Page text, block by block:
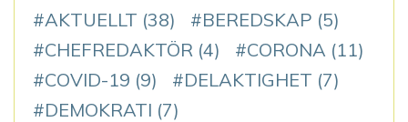
AKTUELLT (38) BEREDSKAP (5)
CHEFREDAKTÖR (4) CORONA (11)
COVID-19 (9) DELAKTIGHET (7)
DEMOKRATI (7)